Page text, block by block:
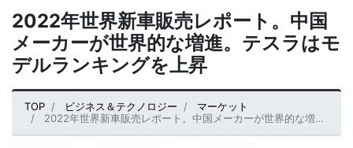
2022年世界新車販売レポート。中国
メーカーが世界的な増進。テスラはモ
デルランキングを上昇
TOP ビジネス＆テクノロジー
マーケット
2022年世界新車販売レポート。中国メーカーが世界的な増進。テスラはモデルランキングを上昇